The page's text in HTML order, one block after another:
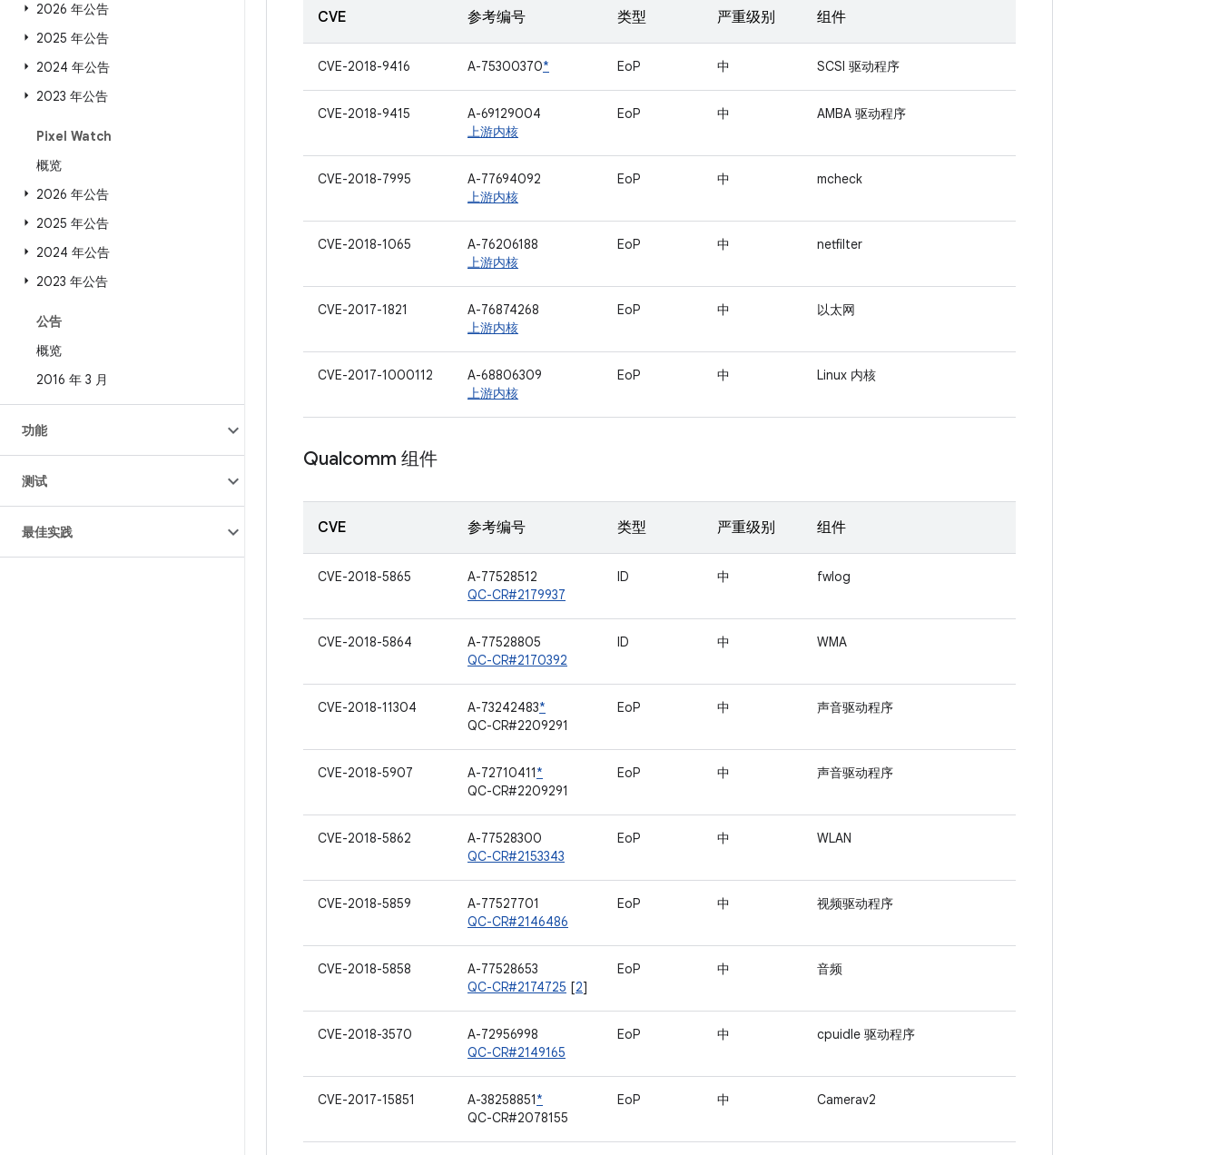
2026 年公告
2025 年公告
2024 年公告
2023 年公告
Pixel Watch
概览
2026 年公告
2025 年公告
2024 年公告
2023 年公告
公告
概览
2016 年 3 月
功能
测试
最佳实践
CVE 参考编号 类型 严重级别 组件
CVE-2018-9416 A-75300370* EoP 中 SCSI 驱动程序
CVE-2018-9415
A-69129004
上游内核
EoP 中 AMBA 驱动程序
CVE-2018-7995
A-77694092
上游内核
EoP 中 mcheck
CVE-2018-1065
A-76206188
上游内核
EoP 中 netfilter
CVE-2017-1821
A-76874268
上游内核
EoP 中 以太网
CVE-2017-1000112
A-68806309
上游内核
EoP 中 Linux 内核
Qualcomm 组件
CVE 参考编号 类型 严重级别 组件
CVE-2018-5865
A-77528512
QC-CR#2179937
ID 中 fwlog
CVE-2018-5864
A-77528805
QC-CR#2170392
ID 中 WMA
CVE-2018-11304 A-73242483*
QC-CR#2209291
EoP 中 声音驱动程序
CVE-2018-5907 A-72710411*
QC-CR#2209291
EoP 中 声音驱动程序
CVE-2018-5862
A-77528300
QC-CR#2153343
EoP 中 WLAN
CVE-2018-5859
A-77527701
QC-CR#2146486
EoP 中 视频驱动程序
CVE-2018-5858
A-77528653
QC-CR#2174725 [2]
EoP 中 音频
CVE-2018-3570
A-72956998
QC-CR#2149165
EoP 中 cpuidle 驱动程序
CVE-2017-15851 A-38258851*
QC-CR#2078155
EoP 中 Camerav2